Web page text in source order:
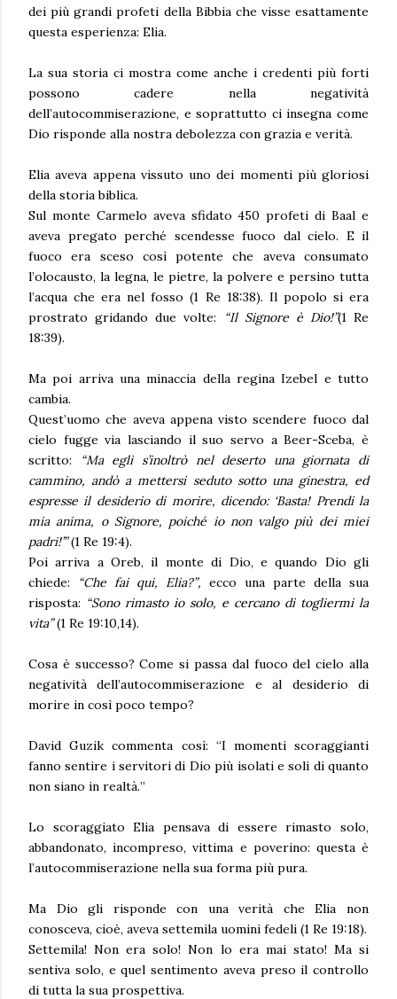
dei più grandi profeti della Bibbia che visse esattamente
questa esperienza: Elia.
La sua storia ci mostra come anche i credenti più forti
possono cadere nella negatività
dell’autocommiserazione, e soprattutto ci insegna come
Dio risponde alla nostra debolezza con grazia e verità.
Elia aveva appena vissuto uno dei momenti più gloriosi
della storia biblica.
Sul monte Carmelo aveva sfidato 450 profeti di Baal e
aveva pregato perché scendesse fuoco dal cielo. E il
fuoco era sceso così potente che aveva consumato
l’olocausto, la legna, le pietre, la polvere e persino tutta
l’acqua che era nel fosso (1 Re 18:38). Il popolo si era
prostrato gridando due volte:
“Il Signore è Dio!”(1 Re
18:39).
Ma poi arriva una minaccia della regina Izebel e tutto
cambia.
Quest’uomo che aveva appena visto scendere fuoco dal
cielo fugge via lasciando il suo servo a Beer-Sceba, è
scritto:
“Ma egli s’inoltrò nel deserto una giornata di
cammino, andò a mettersi seduto sotto una ginestra, ed
espresse il desiderio di morire, dicendo: ‘Basta! Prendi la
mia anima, o Signore, poiché io non valgo più dei miei
padri!’”(1 Re 19:4).
Poi arriva a Oreb, il monte di Dio, e quando Dio gli
chiede:
“Che fai qui, Elia?”, ecco una parte della sua
risposta: “Sono rimasto io solo, e cercano di togliermi la
vita”(1 Re 19:10,14).
Cosa è successo? Come si passa dal fuoco del cielo alla
negatività dell’autocommiserazione e al desiderio di
morire in così poco tempo?
David Guzik commenta così: “I momenti scoraggianti
fanno sentire i servitori di Dio più isolati e soli di quanto
non siano in realtà.”
Lo scoraggiato Elia pensava di essere rimasto solo,
abbandonato, incompreso, vittima e poverino: questa è
l’autocommiserazione nella sua forma più pura.
Ma Dio gli risponde con una verità che Elia non
conosceva, cioè, aveva settemila uomini fedeli (1 Re 19:18).
Settemila! Non era solo! Non lo era mai stato! Ma si
sentiva solo, e quel sentimento aveva preso il controllo
di tutta la sua prospettiva.